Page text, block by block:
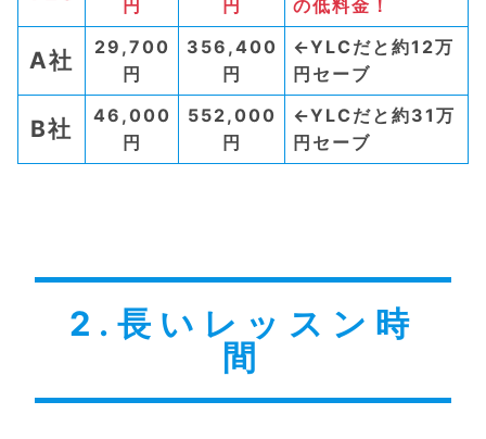
円
円
の低料金！
A社
29,700
円
356,400
円
←YLCだと約12万
円セーブ
B社
46,000
円
552,000
円
←YLCだと約31万
円セーブ
2.長いレッスン時
間